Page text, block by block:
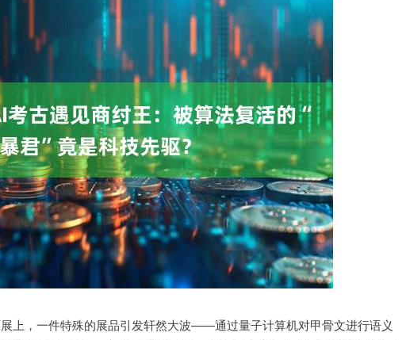
上，一件特殊的展品引发轩然大波——通过量子计算机对甲骨文进行语义
-73.43 沪深300 4637.89 -20.27